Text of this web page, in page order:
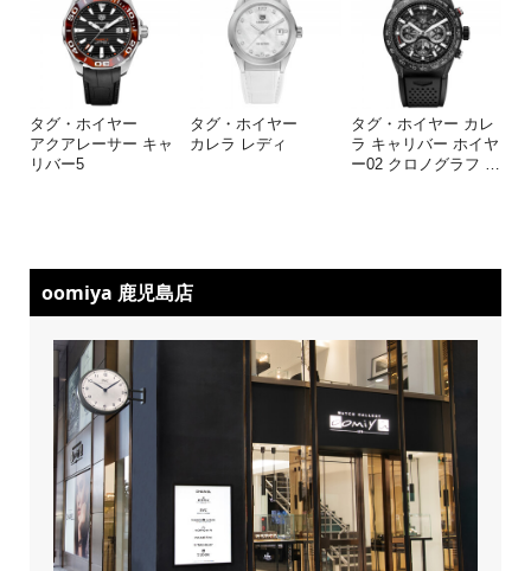
タグ・ホイヤー
アクアレーサー キャ
リバー5
タグ・ホイヤー
カレラ レディ
タグ・ホイヤー カレ
ラ キャリバー ホイヤ
ー02 クロノグラフ
oomiya 鹿児島店